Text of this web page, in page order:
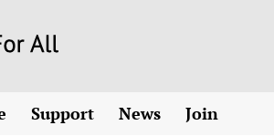
Support
News
Join